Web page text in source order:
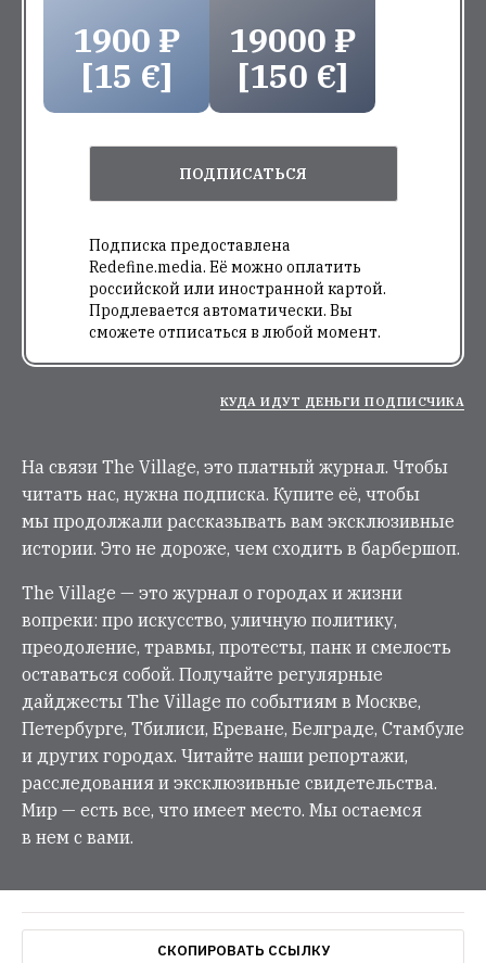
1900 ₽
[15 €]
19000 ₽
[150 €]
ПОДПИСАТЬСЯ
Подписка предоставлена
Redefine.media. Её можно оплатить
российской или иностранной картой.
Продлевается автоматически. Вы
сможете отписаться в любой момент.
КУДА ИДУТ ДЕНЬГИ ПОДПИСЧИКА
На связи The Village, это платный журнал. Чтобы
читать нас, нужна подписка. Купите её, чтобы
мы продолжали рассказывать вам эксклюзивные
истории. Это не дороже, чем сходить в барбершоп.
The Village — это журнал о городах и жизни
вопреки: про искусство, уличную политику,
преодоление, травмы, протесты, панк и смелость
оставаться собой. Получайте регулярные
дайджесты The Village по событиям в Москве,
Петербурге, Тбилиси, Ереване, Белграде, Стамбуле
и других городах. Читайте наши репортажи,
расследования и эксклюзивные свидетельства.
Мир — есть все, что имеет место. Мы остаемся
в нем с вами.
СКОПИРОВАТЬ ССЫЛКУ